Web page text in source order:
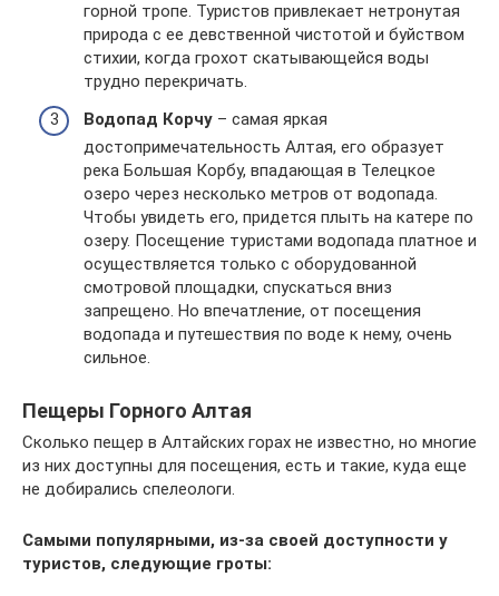
горной тропе. Туристов привлекает нетронутая
природа с ее девственной чистотой и буйством
стихии, когда грохот скатывающейся воды
трудно перекричать.
Водопад Корчу – самая яркая
достопримечательность Алтая, его образует
река Большая Корбу, впадающая в Телецкое
озеро через несколько метров от водопада.
Чтобы увидеть его, придется плыть на катере по
озеру. Посещение туристами водопада платное и
осуществляется только с оборудованной
смотровой площадки, спускаться вниз
запрещено. Но впечатление, от посещения
водопада и путешествия по воде к нему, очень
сильное.
Пещеры Горного Алтая
Сколько пещер в Алтайских горах не известно, но многие
из них доступны для посещения, есть и такие, куда еще
не добирались спелеологи.
Самыми популярными, из-за своей доступности у
туристов, следующие гроты: